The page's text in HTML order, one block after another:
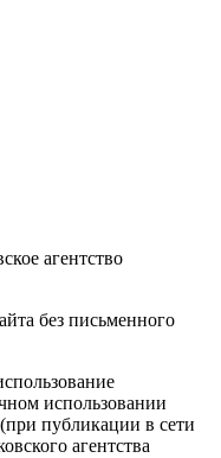
агентство
без письменного
использовании
публикации в сети
агентства